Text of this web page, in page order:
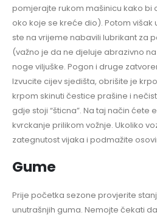
pomjerajte rukom mašinicu kako bi
oko koje se kreće dio). Potom višak
ste na vrijeme nabavili lubrikant za
(važno je da ne djeluje abrazivno
noge viljuške. Pogon i druge
Izvucite cijev sjedišta, obrišite je
krpom skinuti čestice prašine i
gdje stoji “šticna”. Na taj način ćete
kvrckanje prilikom vožnje. Ukoliko
zategnutost vijaka i podmažite
Gume
Prije početka sezone provjerite
unutrašnjih guma. Nemojte čekati